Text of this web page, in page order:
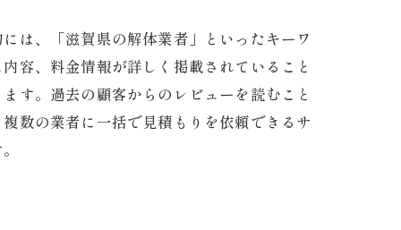
は、「滋賀県の解体業者」といったキーワ
容、料金情報が詳しく掲載されていること
す。過去の顧客からのレビューを読むこと
数の業者に一括で見積もりを依頼できるサ